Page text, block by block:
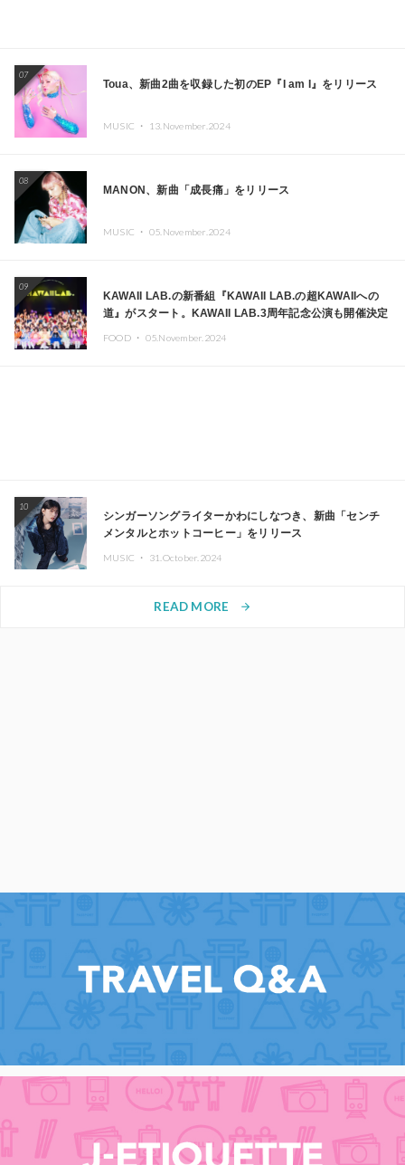
07
Toua、新曲2曲を収録した初のEP『I am I』をリリース
MUSIC ・ 13.November.2024
08
MANON、新曲「成長痛」をリリース
MUSIC ・ 05.November.2024
09
KAWAII LAB.の新番組『KAWAII LAB.の超KAWAIIへの
道』がスタート。KAWAII LAB.3周年記念公演も開催決定
FOOD ・ 05.November.2024
10
シンガーソングライターかわにしなつき、新曲「センチ
メンタルとホットコーヒー」をリリース
MUSIC ・ 31.October.2024
READ MORE arrow_forward